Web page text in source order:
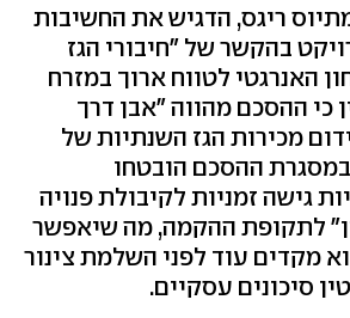
ריגס, הדגיש את החשיבות
בהקשר של "חיבורי הגז
האנרגטי לטווח ארוך במזרח
כי ההסכם מהווה "אבן דרך
מכירות הגז השנתיות של
במסגרת ההסכם הובטחו
גישה זמניות לקיבולת פנויה
לתקופת ההקמה, מה שיאפשר
מקדים עוד לפני השלמת צינור
סיכונים עסקיים.